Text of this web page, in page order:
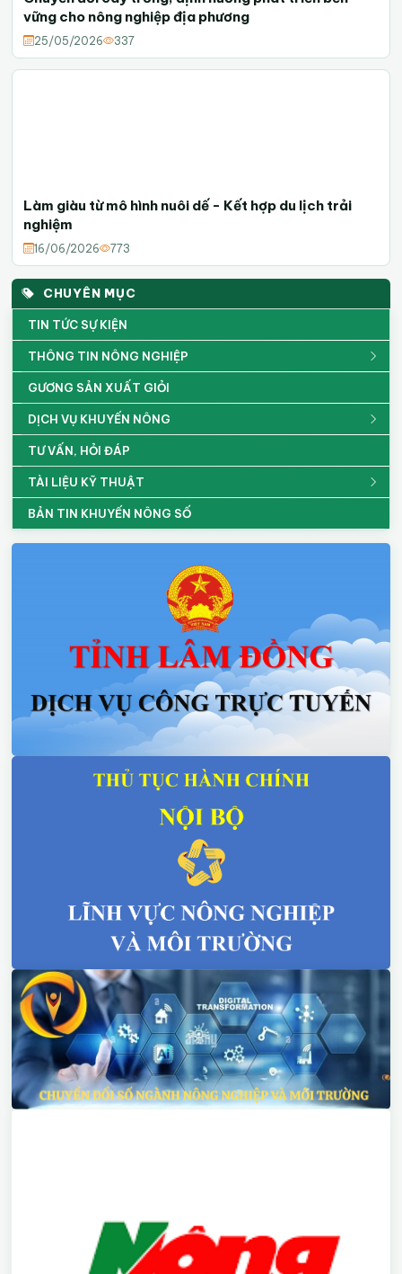
CHUYÊN MỤC
TIN TỨC SỰ KIỆN
THÔNG TIN NÔNG NGHIỆP
GƯƠNG SẢN XUẤT GIỎI
DỊCH VỤ KHUYẾN NÔNG
TƯ VẤN, HỎI ĐÁP
TÀI LIỆU KỸ THUẬT
BẢN TIN KHUYẾN NÔNG SỐ
vững cho nông nghiệp địa phương
25/05/2026 337
Làm giàu từ mô hình nuôi dế - Kết hợp du lịch trải
nghiệm
16/06/2026 773